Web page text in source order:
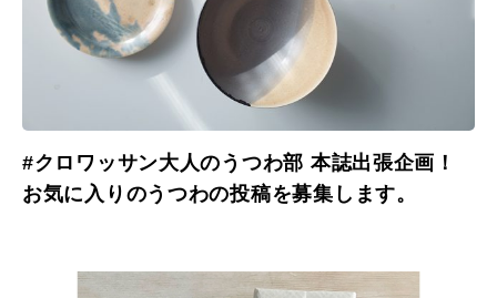
#クロワッサン大人のうつわ部 本誌出張企画！
お気に入りのうつわの投稿を募集します。